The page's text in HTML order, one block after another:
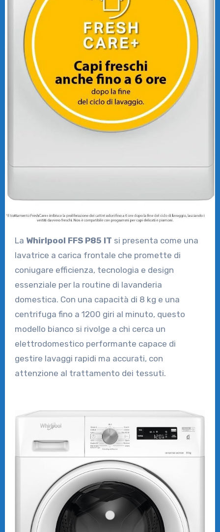
La Whirlpool FFS P85 IT si presenta come una
lavatrice a carica frontale che promette di
coniugare efficienza, tecnologia e design
essenziale per la routine di lavanderia
domestica. Con una capacità di 8 kg e una
centrifuga fino a 1200 giri al minuto, questo
modello bianco si rivolge a chi cerca un
elettrodomestico performante capace di
gestire lavaggi rapidi ma accurati, con
attenzione al trattamento dei tessuti.